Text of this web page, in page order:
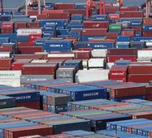
시간당 30㎜ '강한 비'[내일날
마음 느꼈고, 많은 트로피 원
일부 지역엔 호의주의보
환자 3000명 돌파
잠기고 담벼락 붕괴
발견…감정가 1.3억원